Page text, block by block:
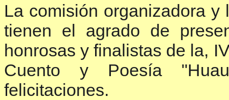
La comisión organizadora
tienen el agrado de
honrosas y finalistas de la,
Cuento y Poesía
felicitaciones.